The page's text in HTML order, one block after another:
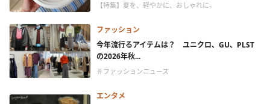
【特集】夏を、軽やかに、おしゃれに。
ファッション
今年流行るアイテムは？ ユニクロ、GU、PLST
の2026年秋...
＃ファッションニュース
エンタメ